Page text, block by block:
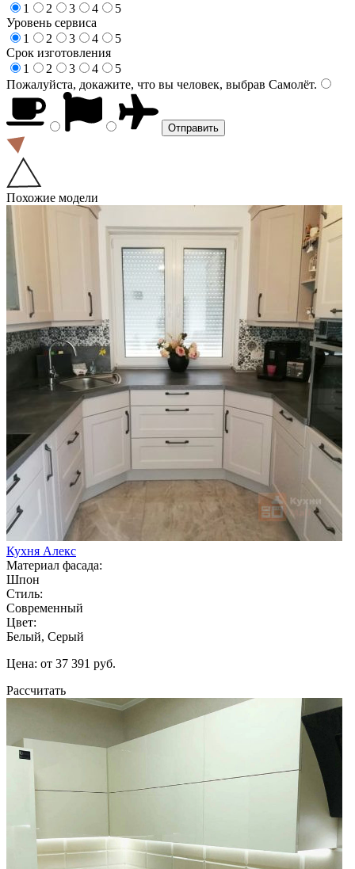
1
2 3 4
5
Уровень сервиса
1
2 3 4
5
Срок изготовления
1
2 3 4
5
Пожалуйста, докажите, что вы человек, выбрав Самолёт.
Похожие модели
Кухня Алекс
Материал фасада:
Шпон
Стиль:
Современный
Цвет:
Белый, Серый
Цена: от 37 391 руб.
Рассчитать